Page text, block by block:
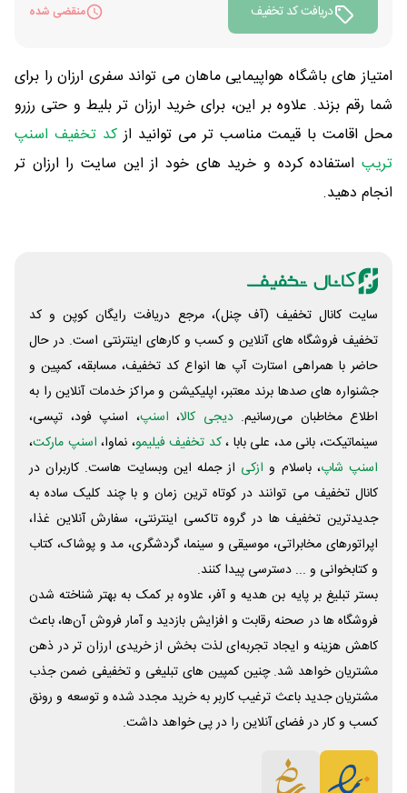
دریافت کد تخفیف منقضی شده
امتیاز های باشگاه هواپیمایی ماهان می تواند سفری ارزان را برای
شما رقم بزند. علاوه بر این، برای خرید ارزان تر بلیط و حتی رزرو
محل اقامت با قیمت مناسب تر می توانید از کد تخفیف اسنپ
تریپ استفاده کرده و خرید های خود از این سایت را ارزان تر
انجام دهید.
سایت کانال تخفیف (آف چنل)، مرجع دریافت رایگان کوپن و کد
تخفیف فروشگاه های آنلاین و کسب و‌ کارهای اینترنتی است. در حال
حاضر با همراهی استارت آپ ها انواع کد تخفیف، مسابقه، کمپین و
جشنواره های صدها برند معتبر، اپلیکیشن و مراکز خدمات آنلاین را به
اطلاع مخاطبان می‌رسانیم. دیجی کالا، اسنپ، اسنپ فود، تپسی،
سینماتیکت، بانی مد، علی‌ بابا ،کد تخفیف فیلیمو، نماوا، اسنپ مارکت،
اسنپ شاپ، باسلام و ازکی از جمله این وبسایت ‌هاست. کاربران در
کانال تخفیف می توانند در کوتاه ترین زمان و با چند کلیک ساده به
جدیدترین تخفیف ها در گروه تاکسی اینترنتی، سفارش آنلاین غذا،
اپراتورهای مخابراتی، موسیقی و سینما، گردشگری، مد و پوشاک، کتاب
و کتابخوانی و ... دسترسی پیدا کنند.
بستر تبلیغ بر پایه بن هدیه و آفر، علاوه بر کمک به بهتر شناخته شدن
فروشگاه ها در صحنه رقابت و افزایش بازدید و آمار فروش آن‌ها، باعث
کاهش هزینه و ایجاد تجربه‌ای لذت بخش از خریدی ارزان تر در ذهن
مشتریان خواهد شد. چنین کمپین های تبلیغی و تخفیفی ضمن جذب
مشتریان جدید باعث ترغیب کاربر به خرید مجدد شده و توسعه و رونق
کسب و کار در فضای آنلاین را در پی خواهد داشت.